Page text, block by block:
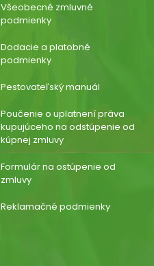
Všeobecné zmluvné
podmienky
Dodacie a platobné
podmienky
Pestovateľský manuál
Poučenie o uplatnení práva
kupujúceho na odstúpenie od
kúpnej zmluvy
Formulár na ostúpenie od
zmluvy
Reklamačné podmienky